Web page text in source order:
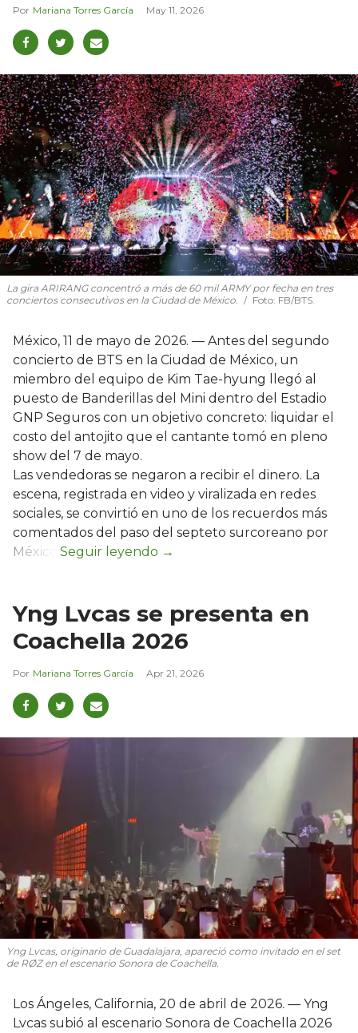
Mariana Torres García May 11, 2026
La gira ARIRANG concentró a más de 60 mil ARMY por fecha en tres
conciertos consecutivos en la Ciudad de México.
Foto: FB/BTS.
México, 11 de mayo de 2026. — Antes del segundo
concierto de BTS en la Ciudad de México, un
miembro del equipo de Kim Tae-hyung llegó al
puesto de Banderillas del Mini dentro del Estadio
GNP Seguros con un objetivo concreto: liquidar el
costo del antojito que el cantante tomó en pleno
show del 7 de mayo.
Las vendedoras se negaron a recibir el dinero. La
escena, registrada en video y viralizada en redes
sociales, se convirtió en uno de los recuerdos más
comentados del paso del septeto surcoreano por
México.
Yng Lvcas se presenta en
Coachella 2026
Mariana Torres García Apr 21, 2026
Yng Lvcas, originario de Guadalajara, apareció como invitado en el set
de RØZ en el escenario Sonora de Coachella.
Los Ángeles, California, 20 de abril de 2026. — Yng
Lvcas subió al escenario Sonora de Coachella 2026